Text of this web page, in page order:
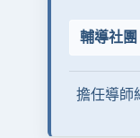
輔導社團
擔任導師